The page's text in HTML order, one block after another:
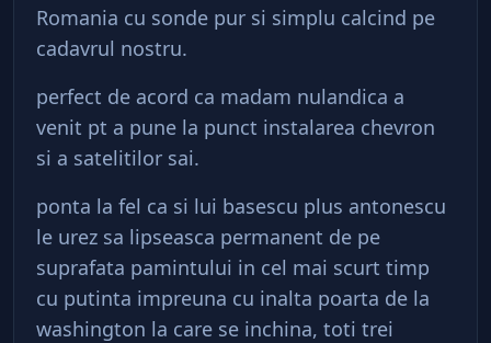
Romania cu sonde pur si simplu calcind pe
cadavrul nostru.
perfect de acord ca madam nulandica a
venit pt a pune la punct instalarea chevron
si a satelitilor sai.
ponta la fel ca si lui basescu plus antonescu
le urez sa lipseasca permanent de pe
suprafata pamintului in cel mai scurt timp
cu putinta impreuna cu inalta poarta de la
washington la care se inchina, toti trei